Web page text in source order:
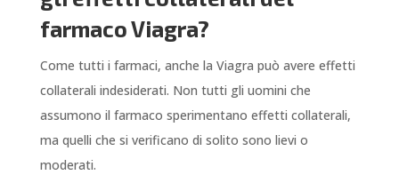
farmaco Viagra?
Come tutti i farmaci, anche la Viagra può avere effetti
collaterali indesiderati. Non tutti gli uomini che
assumono il farmaco sperimentano effetti collaterali,
ma quelli che si verificano di solito sono lievi o
moderati.